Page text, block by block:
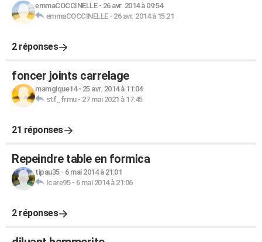
emmaCOCCINELLE- 26 avr. 2014 à 09:54
emmaCOCCINELLE- 26 avr. 2014 à 15:21
2 réponses
foncer joints carrelage
mamgique14- 25 avr. 2014 à 11:04
stf_frmu- 27 mai 2021 à 17:45
21 réponses
Repeindre table en formica
tipau35- 6 mai 2014 à 21:01
Icare95- 6 mai 2014 à 21:06
2 réponses